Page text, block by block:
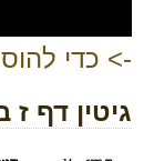
-> כדי
גיטין דף ז